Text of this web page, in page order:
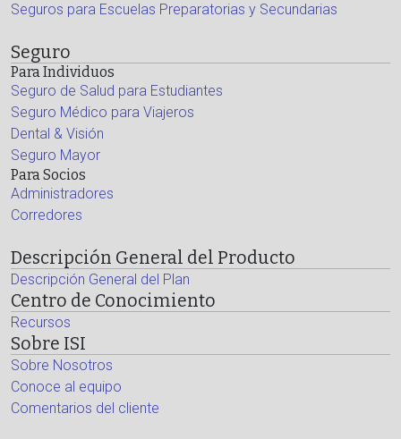
Seguros para Escuelas Preparatorias y Secundarias
Seguro
Para Individuos
Seguro de Salud para Estudiantes
Seguro Médico para Viajeros
Dental & Visión
Seguro Mayor
Para Socios
Administradores
Corredores
Descripción General del Producto
Descripción General del Plan
Centro de Conocimiento
Recursos
Sobre ISI
Sobre Nosotros
Conoce al equipo
Comentarios del cliente